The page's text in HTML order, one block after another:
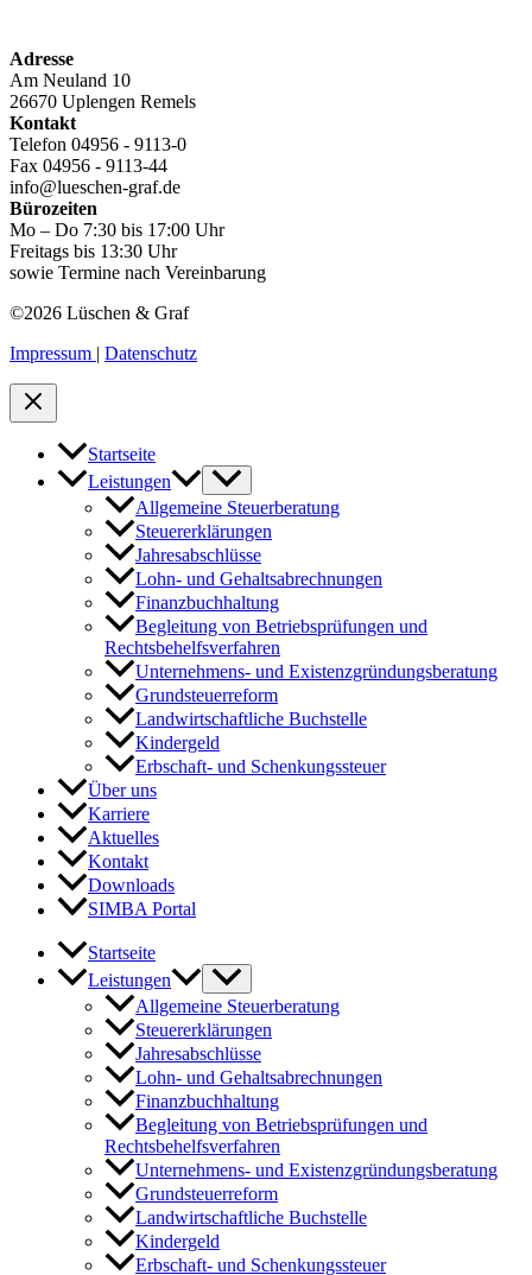
Adresse
Am Neuland 10
26670 Uplengen Remels
Kontakt
Telefon 04956 - 9113-0
Fax 04956 - 9113-44
info@lueschen-graf.de
Bürozeiten
Mo – Do 7:30 bis 17:00 Uhr
Freitags bis 13:30 Uhr
sowie Termine nach Vereinbarung
©2026 Lüschen & Graf
Impressum | Datenschutz
Startseite
Leistungen
Allgemeine Steuerberatung
Steuererklärungen
Jahresabschlüsse
Lohn- und Gehaltsabrechnungen
Finanzbuchhaltung
Begleitung von Betriebsprüfungen und
Rechtsbehelfsverfahren
Unternehmens- und Existenzgründungsberatung
Grundsteuerreform
Landwirtschaftliche Buchstelle
Kindergeld
Erbschaft- und Schenkungssteuer
Über uns
Karriere
Aktuelles
Kontakt
Downloads
SIMBA Portal
Startseite
Leistungen
Allgemeine Steuerberatung
Steuererklärungen
Jahresabschlüsse
Lohn- und Gehaltsabrechnungen
Finanzbuchhaltung
Begleitung von Betriebsprüfungen und
Rechtsbehelfsverfahren
Unternehmens- und Existenzgründungsberatung
Grundsteuerreform
Landwirtschaftliche Buchstelle
Kindergeld
Erbschaft- und Schenkungssteuer